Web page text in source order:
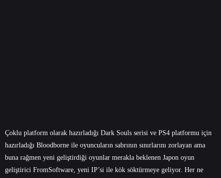
Çoklu platform olarak hazırladığı Dark Souls serisi ve PS4 platformu için
hazırladığı Bloodborne ile oyuncuların sabrının sınırlarını zorlayan ama
buna rağmen yeni geliştirdiği oyunlar merakla beklenen Japon oyun
geliştirici FromSoftware, yeni IP’si ile kök söktürmeye geliyor. Her ne